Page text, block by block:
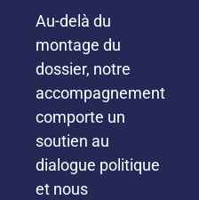
Au-delà du
montage du
dossier, notre
accompagnement
comporte un
soutien au
dialogue politique
et nous